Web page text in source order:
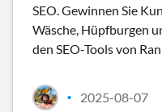
SEO. Gewinnen Sie
Wäsche, Hüpfburgen
den SEO-Tools von
• 2025-08-07